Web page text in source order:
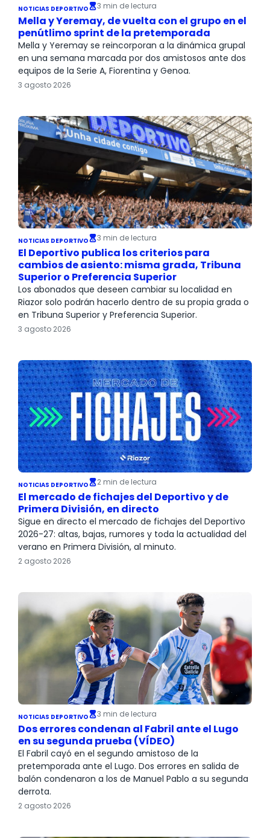
NOTICIAS DEPORTIVO 3 min de lectura
Mella y Yeremay, de vuelta con el grupo en el
penútlimo sprint de la pretemporada
Mella y Yeremay se reincorporan a la dinámica grupal
en una semana marcada por dos amistosos ante dos
equipos de la Serie A, Fiorentina y Genoa.
3 agosto 2026
NOTICIAS DEPORTIVO 3 min de lectura
El Deportivo publica los criterios para
cambios de asiento: misma grada, Tribuna
Superior o Preferencia Superior
Los abonados que deseen cambiar su localidad en
Riazor solo podrán hacerlo dentro de su propia grada o
en Tribuna Superior y Preferencia Superior.
3 agosto 2026
NOTICIAS DEPORTIVO 2 min de lectura
El mercado de fichajes del Deportivo y de
Primera División, en directo
Sigue en directo el mercado de fichajes del Deportivo
2026-27: altas, bajas, rumores y toda la actualidad del
verano en Primera División, al minuto.
2 agosto 2026
NOTICIAS DEPORTIVO 3 min de lectura
Dos errores condenan al Fabril ante el Lugo
en su segunda prueba (VÍDEO)
El Fabril cayó en el segundo amistoso de la
pretemporada ante el Lugo. Dos errores en salida de
balón condenaron a los de Manuel Pablo a su segunda
derrota.
2 agosto 2026